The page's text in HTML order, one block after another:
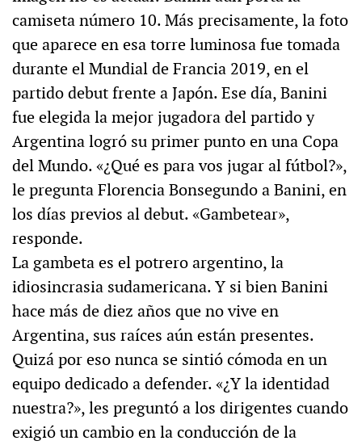
camiseta número 10. Más precisamente, la foto
que aparece en esa torre luminosa fue tomada
durante el Mundial de Francia 2019, en el
partido debut frente a Japón. Ese día, Banini
fue elegida la mejor jugadora del partido y
Argentina logró su primer punto en una Copa
del Mundo. «¿Qué es para vos jugar al fútbol?»,
le pregunta Florencia Bonsegundo a Banini, en
los días previos al debut. «Gambetear»,
responde.
La gambeta es el potrero argentino, la
idiosincrasia sudamericana. Y si bien Banini
hace más de diez años que no vive en
Argentina, sus raíces aún están presentes.
Quizá por eso nunca se sintió cómoda en un
equipo dedicado a defender. «¿Y la identidad
nuestra?», les preguntó a los dirigentes cuando
exigió un cambio en la conducción de la